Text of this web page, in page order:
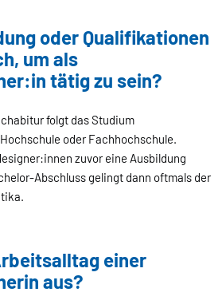
oder Qualifikationen
um als
tätig zu sein?
folgt das Studium
oder Fachhochschule.
zuvor eine Ausbildung
Abschluss gelingt dann oftmals der
einer
aus?